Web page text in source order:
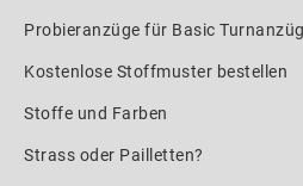
Probieranzüge für Basic
Kostenlose Stoffmuster bestellen
Stoffe und Farben
Strass oder Pailletten?